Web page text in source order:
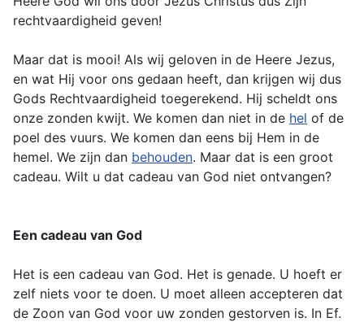
rechtvaardigheid geven!
Maar dat is mooi! Als wij geloven in de Heere Jezus,
en wat Hij voor ons gedaan heeft, dan krijgen wij dus
Gods Rechtvaardigheid toegerekend. Hij scheldt ons
onze zonden kwijt. We komen dan niet in de hel of de
poel des vuurs. We komen dan eens bij Hem in de
hemel. We zijn dan behouden. Maar dat is een groot
cadeau. Wilt u dat cadeau van God niet ontvangen?
Een cadeau van God
Het is een cadeau van God. Het is genade. U hoeft er
zelf niets voor te doen. U moet alleen accepteren dat
de Zoon van God voor uw zonden gestorven is. In Ef.